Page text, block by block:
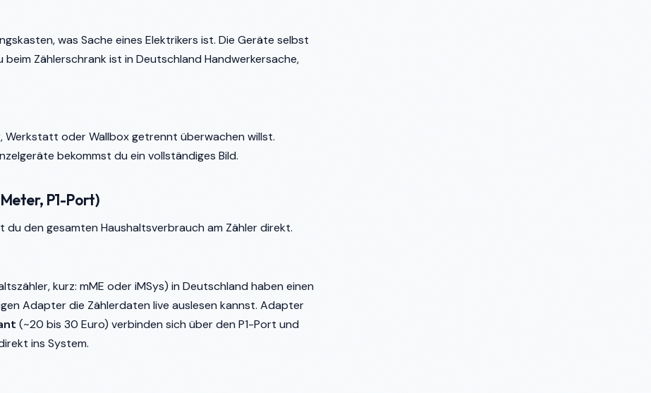
was Sache eines Elektrikers ist. Die Geräte selbst
Zählerschrank ist in Deutschland Handwerkersache,
Werkstatt oder Wallbox getrennt überwachen willst.
bekommst du ein vollständiges Bild.
P1-Port)
du den gesamten Haushaltsverbrauch am Zähler direkt.
kurz: mME oder iMSys) in Deutschland haben einen
Adapter die Zählerdaten live auslesen kannst. Adapter
(~20 bis 30 Euro) verbinden sich über den P1-Port und
ins System.